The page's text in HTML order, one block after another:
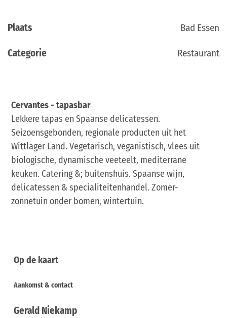
Plaats Bad Essen
Categorie Restaurant
Cervantes - tapasbar
Lekkere tapas en Spaanse delicatessen.
Seizoensgebonden, regionale producten uit het
Wittlager Land. Vegetarisch, veganistisch, vlees uit
biologische, dynamische veeteelt, mediterrane
keuken. Catering &; buitenshuis. Spaanse wijn,
delicatessen & specialiteitenhandel. Zomer-
zonnetuin onder bomen, wintertuin.
Op de kaart
Aankomst & contact
Gerald Niekamp